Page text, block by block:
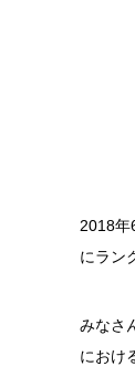
2018年
にラン
みなさ
におけ